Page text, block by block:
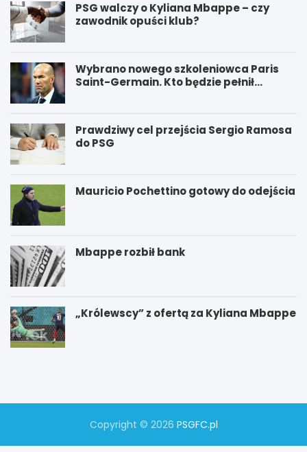
PSG walczy o Kyliana Mbappe – czy
zawodnik opuści klub?
Wybrano nowego szkoleniowca Paris
Saint-Germain. Kto będzie pełnił
Prawdziwy cel przejścia Sergio Ramosa
do PSG
Mauricio Pochettino gotowy do odejścia
Mbappe rozbił bank
„Królewscy” z ofertą za Kyliana Mbappe
P
W
Copyright © 2026 PSGFC.pl